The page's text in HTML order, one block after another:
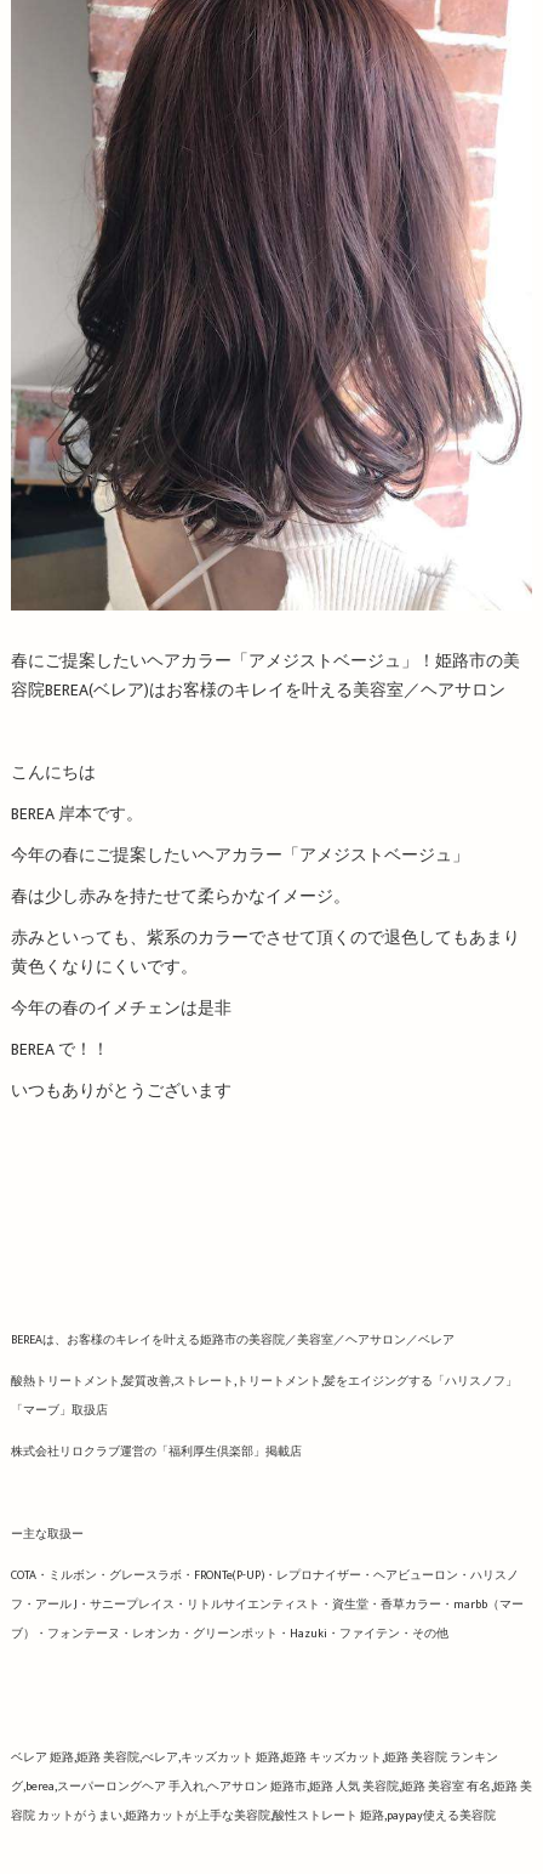
春にご提案したいヘアカラー「アメジストベージュ」！姫路市の美
容院BEREA(ベレア)はお客様のキレイを叶える美容室／ヘアサロン
こんにちは
BEREA 岸本です。
今年の春にご提案したいヘアカラー「アメジストベージュ」
春は少し赤みを持たせて柔らかなイメージ。
赤みといっても、紫系のカラーでさせて頂くので退色してもあまり
黄色くなりにくいです。
今年の春のイメチェンは是非
BEREA で！！
いつもありがとうございます
BEREAは、お客様のキレイを叶える姫路市の美容院／美容室／ヘアサロン／ベレア
酸熱トリートメント,髪質改善,ストレート,トリートメント,髪をエイジングする「ハリスノフ」
「マーブ」取扱店
株式会社リロクラブ運営の「福利厚生倶楽部」掲載店
ー主な取扱ー
COTA・ミルボン・グレースラボ・FRONTe(P-UP)・レプロナイザー・ヘアビューロン・ハリスノ
フ・アール J・サニープレイス・リトルサイエンティスト・資生堂・香草カラー・marbb（マー
ブ）・フォンテーヌ・レオンカ・グリーンポット・Hazuki・ファイテン・その他
ベレア 姫路,姫路 美容院,べレア,キッズカット 姫路,姫路 キッズカット,姫路 美容院 ランキン
グ,berea,スーパーロングヘア 手入れ,ヘアサロン 姫路市,姫路 人気 美容院,姫路 美容室 有名,姫路 美
容院 カットがうまい,姫路カットが上手な美容院,酸性ストレート 姫路,paypay使える美容院